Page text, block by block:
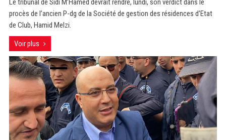
Le tribunal de Sidi M’Hamed devrait rendre, lundi, son verdict dans le
procès de l’ancien P-dg de la Société de gestion des résidences d’Etat
de Club, Hamid Melzi.
Voir plus